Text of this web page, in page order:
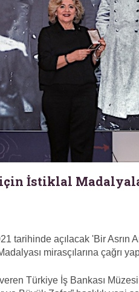
İstiklal
tarihinde açılacak 'Bir Asrın
mirasçılarına çağrı
Türkiye İş Bankası